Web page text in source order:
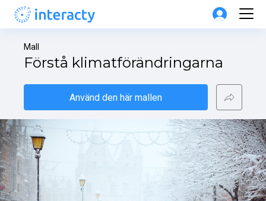
Mall
Förstå klimatförändringarna
Använd den här mallen